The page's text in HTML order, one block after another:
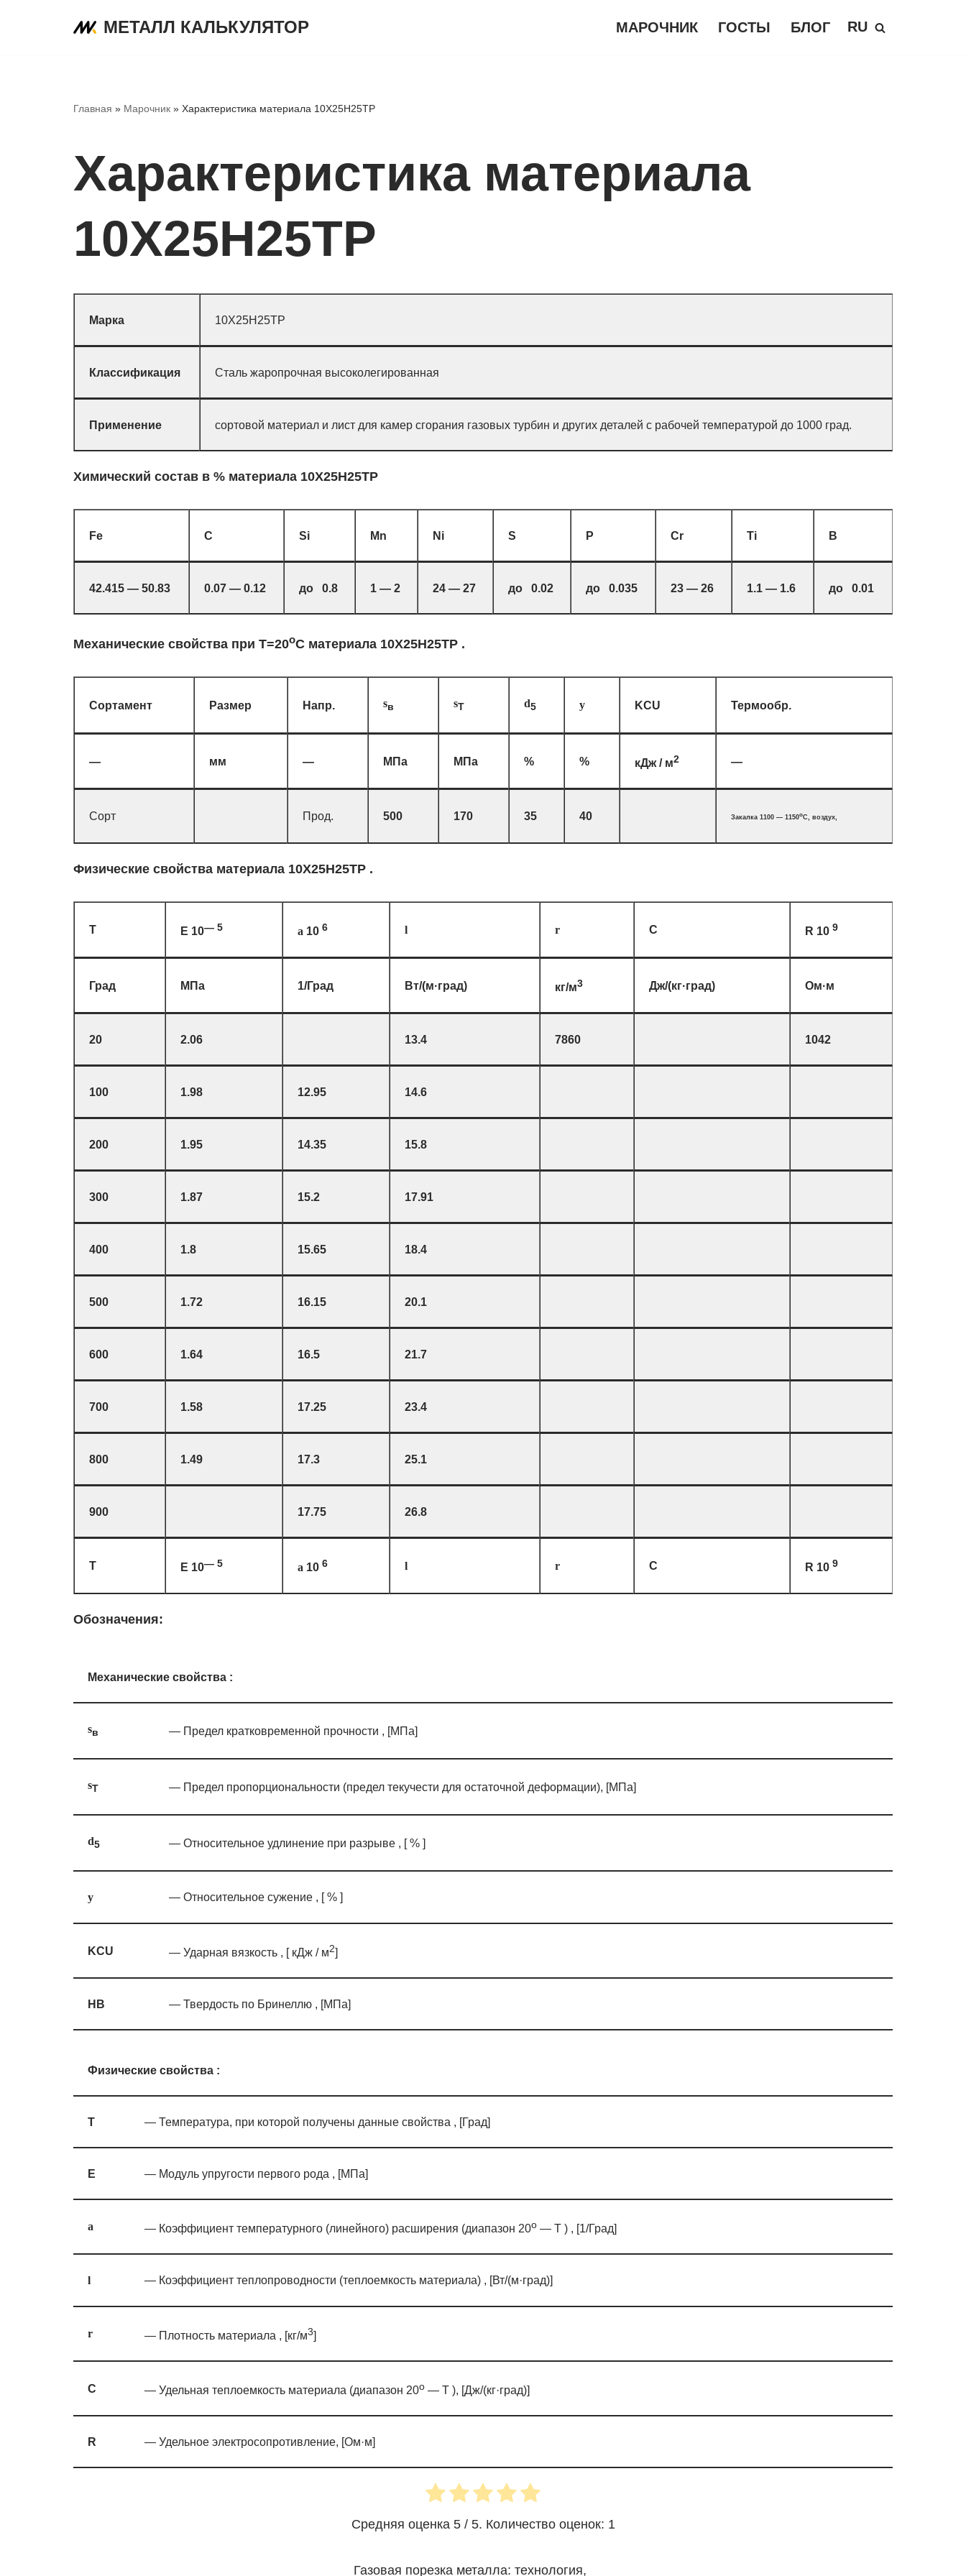
МЕТАЛЛ КАЛЬКУЛЯТОР МАРОЧНИК ГОСТЫ БЛОГ RU
Главная » Марочник » Характеристика материала 10Х25Н25ТР
Характеристика материала
10Х25Н25ТР
Марка 10Х25Н25ТР
Классификация Сталь жаропрочная высоколегированная
Применение сортовой материал и лист для камер сгорания газовых турбин и других деталей с рабочей температурой до 1000 град.
Химический состав в % материала 10Х25Н25ТР
Fe C Si Mn Ni S P Cr Ti B
42.415 — 50.83 0.07 — 0.12 до 0.8 1 — 2 24 — 27 до 0.02 до 0.035 23 — 26 1.1 — 1.6 до 0.01
Механические свойства при Т=20oС материала 10Х25Н25ТР .
Сортамент Размер Напр. sв sT d5 y KCU Термообр.
— мм — МПа МПа % % кДж / м2 —
Сорт Прод. 500 170 35 40 Закалка 1100 — 1150oC, воздух,
Физические свойства материала 10Х25Н25ТР .
T E 10— 5 a 10 6 l r C R 10 9
Град МПа 1/Град Вт/(м·град) кг/м3 Дж/(кг·град) Ом·м
20 2.06 13.4 7860 1042
100 1.98 12.95 14.6
200 1.95 14.35 15.8
300 1.87 15.2 17.91
400 1.8 15.65 18.4
500 1.72 16.15 20.1
600 1.64 16.5 21.7
700 1.58 17.25 23.4
800 1.49 17.3 25.1
900 17.75 26.8
T E 10— 5 a 10 6 l r C R 10 9
Обозначения:
Механические свойства :
sв — Предел кратковременной прочности , [МПа]
sT — Предел пропорциональности (предел текучести для остаточной деформации), [МПа]
d5 — Относительное удлинение при разрыве , [ % ]
y — Относительное сужение , [ % ]
KCU — Ударная вязкость , [ кДж / м2]
HB — Твердость по Бринеллю , [МПа]
Физические свойства :
T — Температура, при которой получены данные свойства , [Град]
E — Модуль упругости первого рода , [МПа]
a — Коэффициент температурного (линейного) расширения (диапазон 20o — T ) , [1/Град]
l — Коэффициент теплопроводности (теплоемкость материала) , [Вт/(м·град)]
r — Плотность материала , [кг/м3]
C — Удельная теплоемкость материала (диапазон 20o — T ), [Дж/(кг·град)]
R — Удельное электросопротивление, [Ом·м]
Средняя оценка 5/ 5. Количество оценок: 1
Газовая порезка металла: технология,